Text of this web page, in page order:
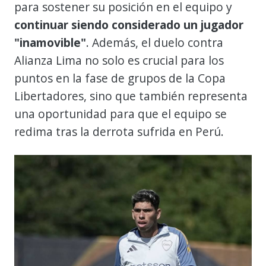
para sostener su posición en el equipo y
continuar siendo considerado un jugador
"inamovible". Además, el duelo contra
Alianza Lima no solo es crucial para los
puntos en la fase de grupos de la Copa
Libertadores, sino que también representa
una oportunidad para que el equipo se
redima tras la derrota sufrida en Perú.